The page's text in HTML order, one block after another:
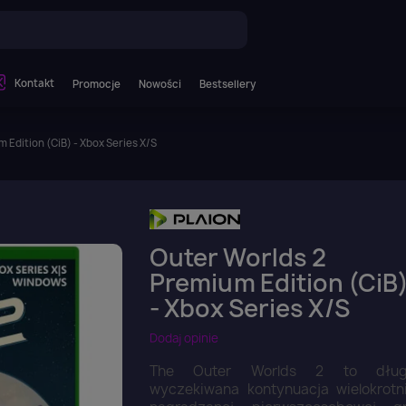
Kontakt Promocje Nowości Bestsellery
Edition (CiB) - Xbox Series X/S
Outer Worlds 2
Premium Edition
- Xbox Series X/S
Dodaj opinie
The Outer Worlds 2 to
wyczekiwana kontynuacja